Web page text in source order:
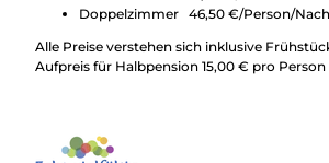
Doppelzimmer 46,50 €/Person/
Alle Preise verstehen sich inklusive
Aufpreis für Halbpension 15,00 € pro Person